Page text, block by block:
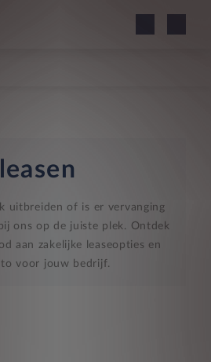
uitbreiden of is er vervanging
ons op de juiste plek. Ontdek
aan zakelijke leaseopties en
voor jouw bedrijf.